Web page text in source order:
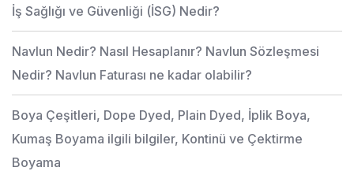
İş Sağlığı ve Güvenliği (İSG) Nedir?
Navlun Nedir? Nasıl Hesaplanır? Navlun Sözleşmesi
Nedir? Navlun Faturası ne kadar olabilir?
Boya Çeşitleri, Dope Dyed, Plain Dyed, İplik Boya,
Kumaş Boyama ilgili bilgiler, Kontinü ve Çektirme
Boyama